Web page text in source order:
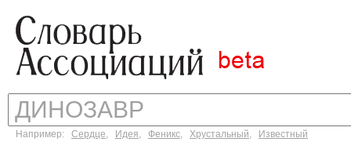
Например: Сердце, Идея, Феникс, Хрустальный, Известный